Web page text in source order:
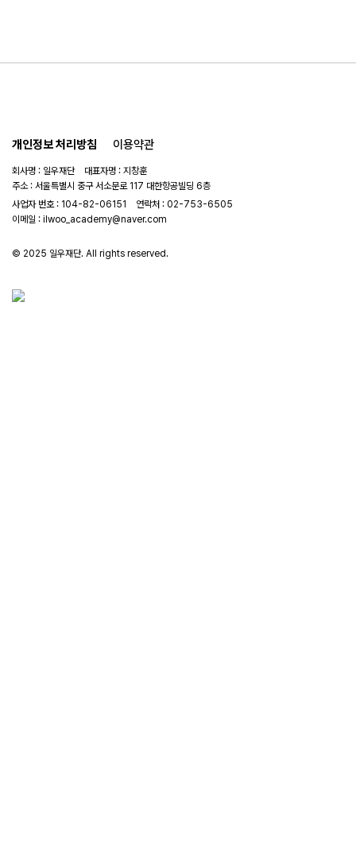
개인정보 처리방침 이용약관
회사명 : 일우재단 대표자명 : 지창훈
주소 : 서울특별시 중구 서소문로 117 대한항공빌딩 6층
사업자 번호 : 104-82-06151
연락처 : 02-753-6505
이메일 : ilwoo_academy@naver.com
© 2025 일우재단. All rights reserved.